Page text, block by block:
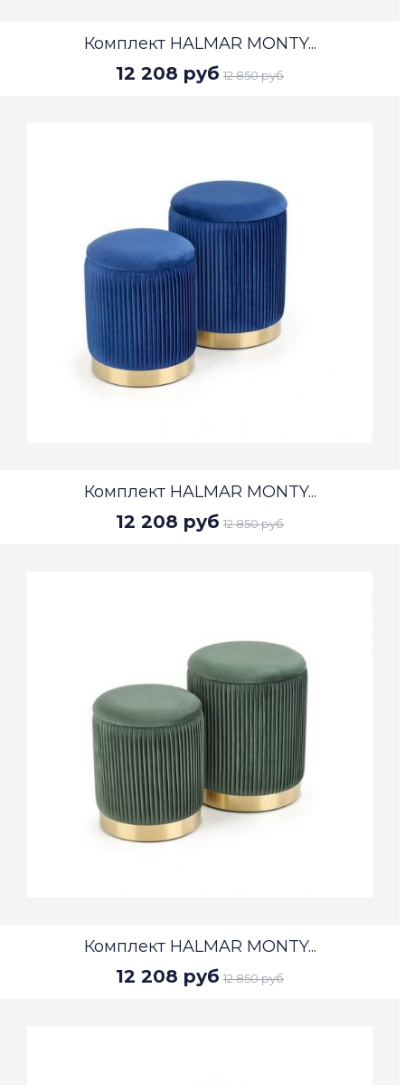
Комплект HALMAR MONTY...
12 208 руб 12 850 руб
Комплект HALMAR MONTY...
12 208 руб 12 850 руб
Комплект HALMAR MONTY...
12 208 руб 12 850 руб